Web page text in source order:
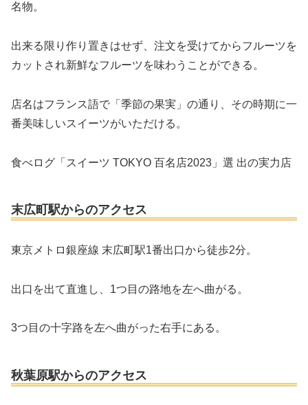
名物。
出来る限り作り置きはせず、注文を受けてからフルーツを
カットされ新鮮なフルーツを味わうことができる。
店名はフランス語で「季節の果実」の通り、その時期に一
番美味しいスイーツがいただける。
食べログ「スイーツ TOKYO 百名店2023」選 出の実力店
末広町駅からのアクセス
東京メトロ銀座線 末広町駅1番出口から徒歩2分。
出口を出て直進し、1つ目の路地を左へ曲がる。
3つ目の十字路を左へ曲がった右手にある。
秋葉原駅からのアクセス